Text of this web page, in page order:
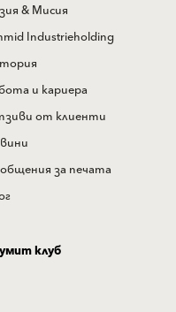
& Мисия
Industrieholding
и кариера
от клиенти
за печата
клуб